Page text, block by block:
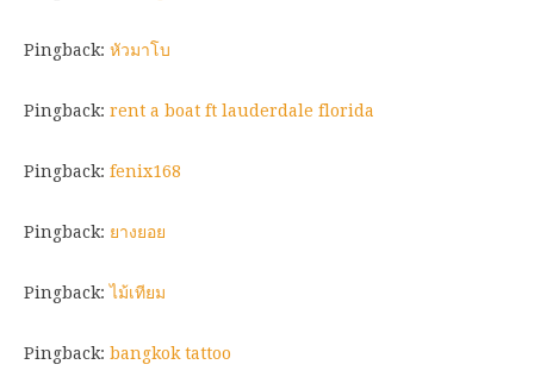
Pingback: หัวมาโบ
Pingback: rent a boat ft lauderdale florida
Pingback: fenix168
Pingback: ยางยอย
Pingback:ไม้เทียม
Pingback: bangkok tattoo